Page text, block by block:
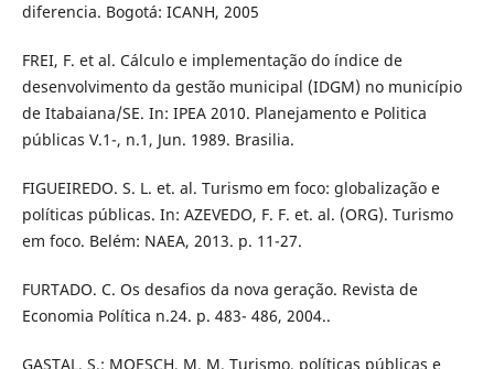
diferencia. Bogotá: ICANH, 2005
FREI, F. et al. Cálculo e implementação do índice de
desenvolvimento da gestão municipal (IDGM) no município
de Itabaiana/SE. In: IPEA 2010. Planejamento e Politica
públicas V.1-, n.1, Jun. 1989. Brasilia.
FIGUEIREDO. S. L. et. al. Turismo em foco: globalização e
políticas públicas. In: AZEVEDO, F. F. et. al. (ORG). Turismo
em foco. Belém: NAEA, 2013. p. 11-27.
FURTADO. C. Os desafios da nova geração. Revista de
Economia Política n.24. p. 483- 486, 2004..
GASTAL, S.; MOESCH, M. M. Turismo, políticas públicas e